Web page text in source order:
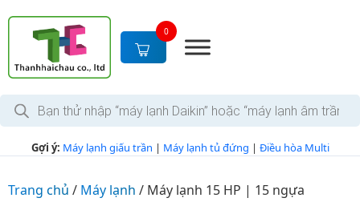
c
0
T
m
i Gợi ý: Máy lạnh giấu trần | Máy lạnh tủ đứng | Điều hòa Multi
Trang chủ / Máy lạnh / Máy lạnh 15 HP | 15 ngựa